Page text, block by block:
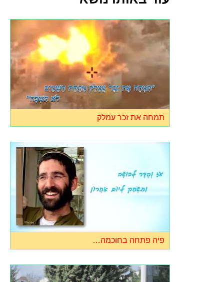
תמחה את זכר עמלק
פיה פתחה בחוכמה…